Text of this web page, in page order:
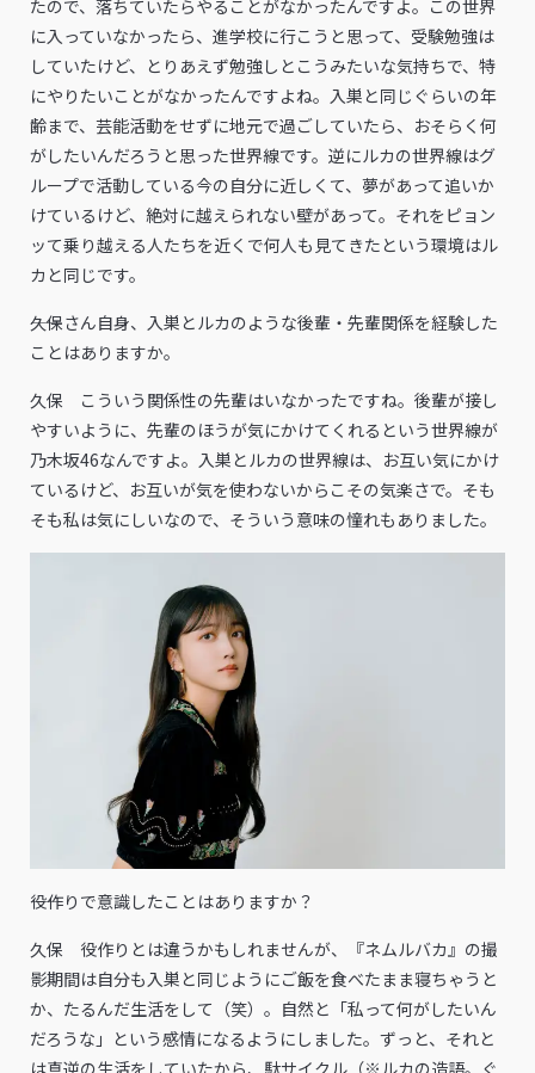
たので、落ちていたらやることがなかったんですよ。この世界
に入っていなかったら、進学校に行こうと思って、受験勉強は
していたけど、とりあえず勉強しとこうみたいな気持ちで、特
にやりたいことがなかったんですよね。入巣と同じぐらいの年
齢まで、芸能活動をせずに地元で過ごしていたら、おそらく何
がしたいんだろうと思った世界線です。逆にルカの世界線はグ
ループで活動している今の自分に近しくて、夢があって追いか
けているけど、絶対に越えられない壁があって。それをピョン
ッて乗り越える人たちを近くで何人も見てきたという環境はル
カと同じです。
――久保さん自身、入巣とルカのような後輩・先輩関係を経験した
ことはありますか。
久保 こういう関係性の先輩はいなかったですね。後輩が接し
やすいように、先輩のほうが気にかけてくれるという世界線が
乃木坂46なんですよ。入巣とルカの世界線は、お互い気にかけ
ているけど、お互いが気を使わないからこその気楽さで。そも
そも私は気にしいなので、そういう意味の憧れもありました。
――役作りで意識したことはありますか？
久保 役作りとは違うかもしれませんが、『ネムルバカ』の撮
影期間は自分も入巣と同じようにご飯を食べたまま寝ちゃうと
か、たるんだ生活をして（笑）。自然と「私って何がしたいん
だろうな」という感情になるようにしました。ずっと、それと